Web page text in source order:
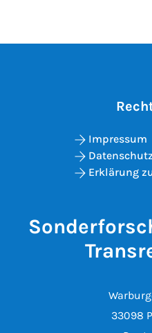
33098
Impressum
Datenschutz
Erklärung